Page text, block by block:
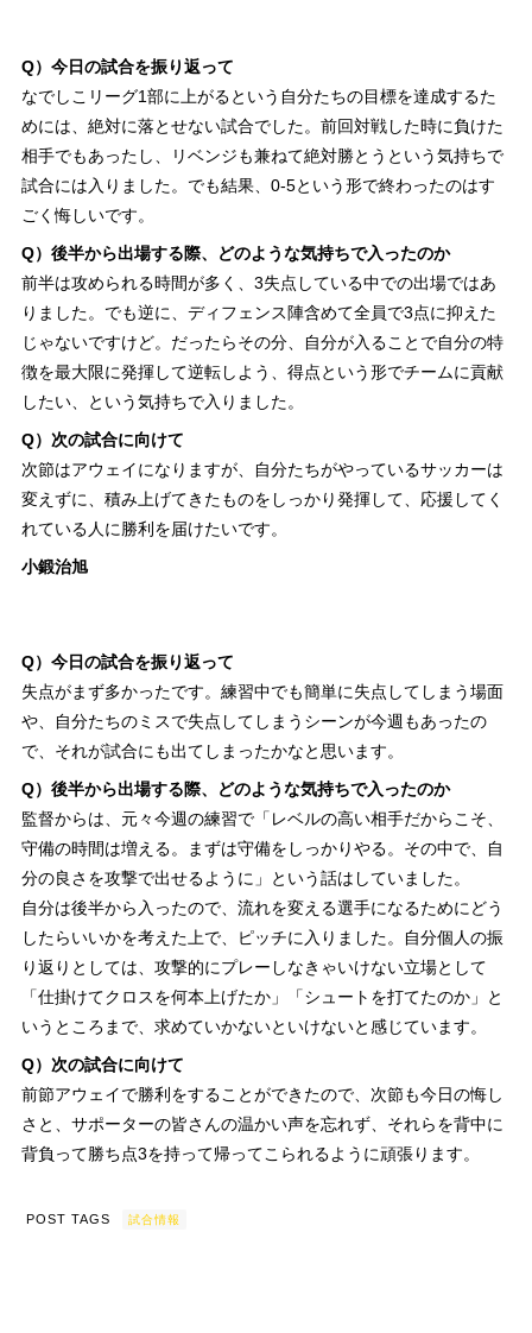
Q）今日の試合を振り返って
なでしこリーグ1部に上がるという自分たちの目標を達成するた
めには、絶対に落とせない試合でした。前回対戦した時に負けた
相手でもあったし、リベンジも兼ねて絶対勝とうという気持ちで
試合には入りました。でも結果、0-5という形で終わったのはす
ごく悔しいです。
Q）後半から出場する際、どのような気持ちで入ったのか
前半は攻められる時間が多く、3失点している中での出場ではあ
りました。でも逆に、ディフェンス陣含めて全員で3点に抑えた
じゃないですけど。だったらその分、自分が入ることで自分の特
徴を最大限に発揮して逆転しよう、得点という形でチームに貢献
したい、という気持ちで入りました。
Q）次の試合に向けて
次節はアウェイになりますが、自分たちがやっているサッカーは
変えずに、積み上げてきたものをしっかり発揮して、応援してく
れている人に勝利を届けたいです。
小鍛治旭
Q）今日の試合を振り返って
失点がまず多かったです。練習中でも簡単に失点してしまう場面
や、自分たちのミスで失点してしまうシーンが今週もあったの
で、それが試合にも出てしまったかなと思います。
Q）後半から出場する際、どのような気持ちで入ったのか
監督からは、元々今週の練習で「レベルの高い相手だからこそ、
守備の時間は増える。まずは守備をしっかりやる。その中で、自
分の良さを攻撃で出せるように」という話はしていました。
自分は後半から入ったので、流れを変える選手になるためにどう
したらいいかを考えた上で、ピッチに入りました。自分個人の振
り返りとしては、攻撃的にプレーしなきゃいけない立場として
「仕掛けてクロスを何本上げたか」「シュートを打てたのか」と
いうところまで、求めていかないといけないと感じています。
Q）次の試合に向けて
前節アウェイで勝利をすることができたので、次節も今日の悔し
さと、サポーターの皆さんの温かい声を忘れず、それらを背中に
背負って勝ち点3を持って帰ってこられるように頑張ります。
POST TAGS 試合情報